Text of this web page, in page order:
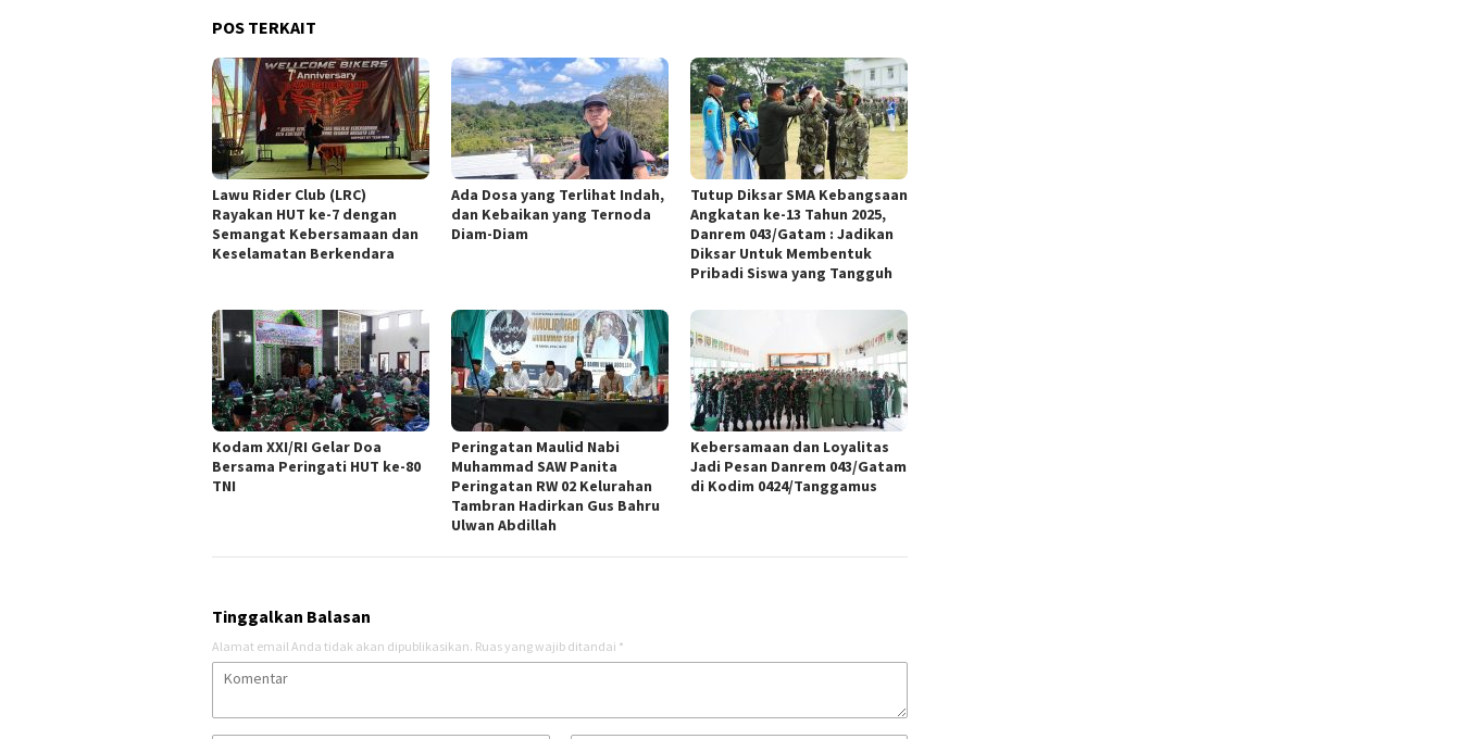
POS TERKAIT
Lawu Rider Club (LRC)
Rayakan HUT ke-7 dengan
Semangat Kebersamaan dan
Keselamatan Berkendara
Ada Dosa yang Terlihat Indah,
dan Kebaikan yang Ternoda
Diam-Diam
Tutup Diksar SMA Kebangsaan
Angkatan ke-13 Tahun 2025,
Danrem 043/Gatam : Jadikan
Diksar Untuk Membentuk
Pribadi Siswa yang Tangguh
Kodam XXI/RI Gelar Doa
Bersama Peringati HUT ke-80
TNI
Peringatan Maulid Nabi
Muhammad SAW Panita
Peringatan RW 02 Kelurahan
Tambran Hadirkan Gus Bahru
Ulwan Abdillah
Kebersamaan dan Loyalitas
Jadi Pesan Danrem 043/Gatam
di Kodim 0424/Tanggamus
Tinggalkan Balasan
Alamat email Anda tidak akan dipublikasikan. Ruas yang wajib ditandai *